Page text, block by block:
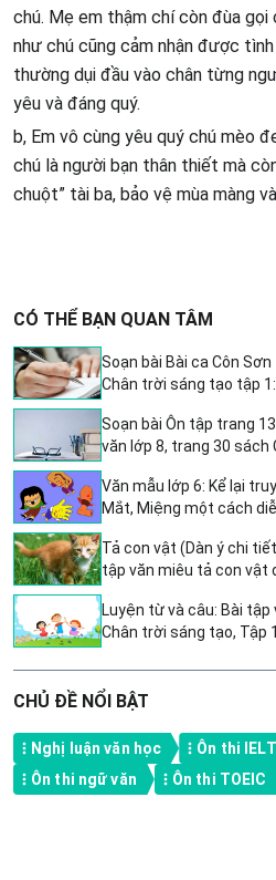
chú. Mẹ em thậm chí còn đùa gọi
như chú cũng cảm nhận được
thường dụi đầu vào chân từng
yêu và đáng quý.
b, Em vô cùng yêu quý chú mèo
chú là người bạn thân thiết mà
chuột” tài ba, bảo vệ mùa màng
CÓ THỂ BẠN QUAN TÂM
Soạn bài Bài ca Côn
Chân trời sáng tạo tập
Soạn bài Ôn tập trang
văn lớp 8, trang 30 sách
Văn mẫu lớp 6: Kể lại
Mắt, Miệng một cách
Tả con vật (Dàn ý chi
tập văn miêu tả con vật
Luyện từ và câu: Bài
Chân trời sáng tạo, Tập
CHỦ ĐỀ NỔI BẬT
Nghị luận văn học Ôn thi
Ôn thi ngữ văn
Ôn thi TOEIC